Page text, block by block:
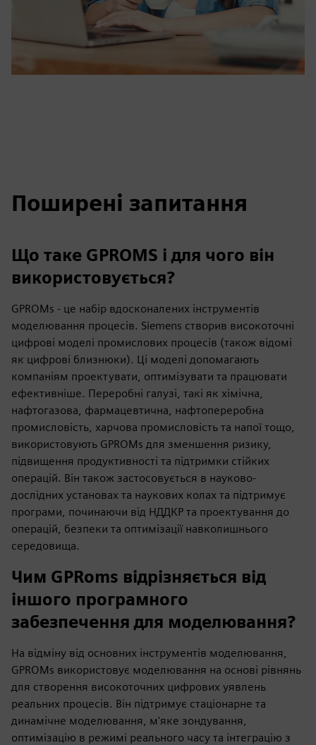
Поширені запитання
Що таке GPROMS і для чого він
використовується?
GPROMs - це набір вдосконалених інструментів
моделювання процесів. Siemens створив високоточні
цифрові моделі промислових процесів (також відомі
як цифрові близнюки). Ці моделі допомагають
компаніям проектувати, оптимізувати та працювати
ефективніше. Переробні галузі, такі як хімічна,
нафтогазова, фармацевтична, нафтопереробна
промисловість, харчова промисловість та напої тощо,
використовують GPROMs для зменшення ризику,
підвищення продуктивності та підтримки стійких
операцій. Він також застосовується в науково-
дослідних установах та наукових колах та підтримує
програми, починаючи від НДДКР та проектування до
операцій, безпеки та оптимізації навколишнього
середовища.
Чим GPRoms відрізняється від
іншого програмного
забезпечення для моделювання?
На відміну від основних інструментів моделювання,
GPROMs використовує моделювання на основі рівнянь
для створення високоточних цифрових уявлень
реальних процесів. Він підтримує стаціонарне та
динамічне моделювання, м'яке зондування,
оптимізацію в режимі реального часу та інтеграцію з